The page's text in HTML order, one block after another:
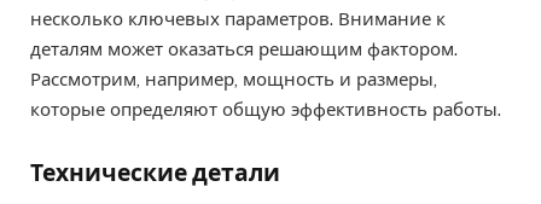
несколько ключевых параметров. Внимание к
деталям может оказаться решающим фактором.
Рассмотрим, например, мощность и размеры,
которые определяют общую эффективность работы.
Технические детали